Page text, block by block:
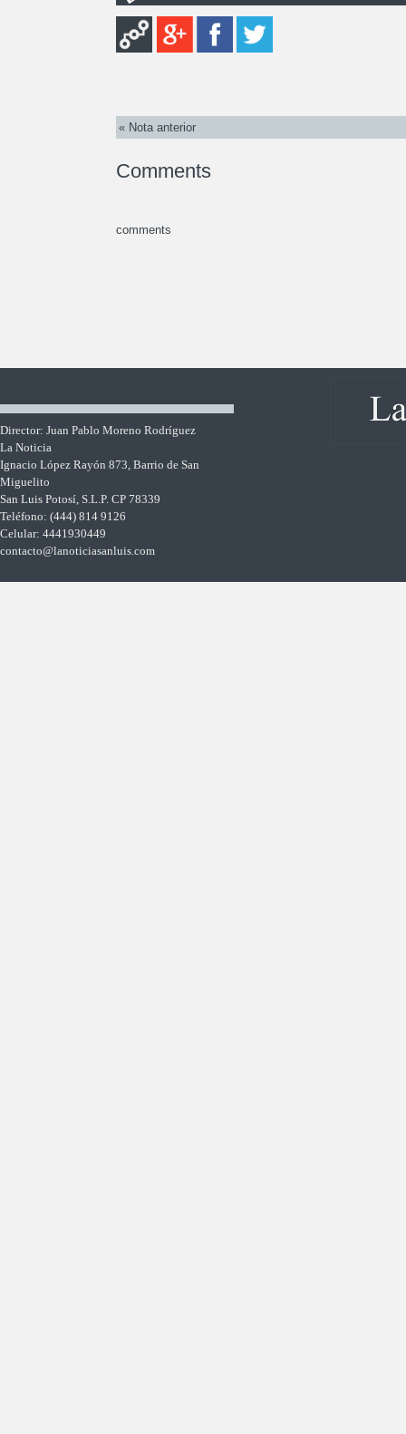
« Nota anterior
Comments
comments
Director: Juan Pablo Moreno Rodríguez
La Noticia
Ignacio López Rayón 873, Barrio de San
Miguelito
San Luis Potosí, S.L.P. CP 78339
Teléfono: (444) 814 9126
Celular: 4441930449
contacto@lanoticiasanluis.com